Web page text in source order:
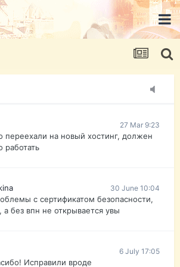
https://pasport-ua.com/
@uristpassua
России без VPN сайт и форум
27 Mar 9:23
переехали на новый хостинг, должен
работать
30 June 10:04
с сертификатом безопасности,
а без впн не открывается увы
6 July 17:05
Исправили вроде